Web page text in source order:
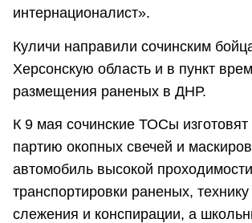
интернационалист».
Куличи направили сочинским
Херсонскую область и в пункт
размещения раненых в ДНР.
К 9 мая сочинские ТОСы изготовят
партию окопных свечей и
автомобиль высокой
транспортировки раненых,
слежения и конспирации, а